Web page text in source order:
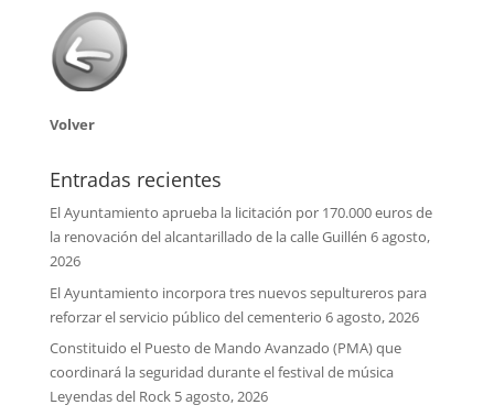
Volver
Entradas recientes
El Ayuntamiento aprueba la licitación por 170.000 euros de
la renovación del alcantarillado de la calle Guillén 6 agosto,
2026
El Ayuntamiento incorpora tres nuevos sepultureros para
reforzar el servicio público del cementerio 6 agosto, 2026
Constituido el Puesto de Mando Avanzado (PMA) que
coordinará la seguridad durante el festival de música
Leyendas del Rock 5 agosto, 2026